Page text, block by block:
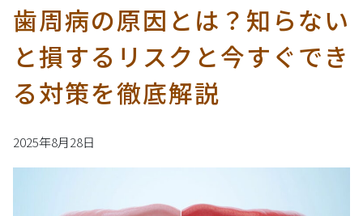
歯周病の原因とは？知らない
と損するリスクと今すぐでき
る対策を徹底解説
2025年8月28日